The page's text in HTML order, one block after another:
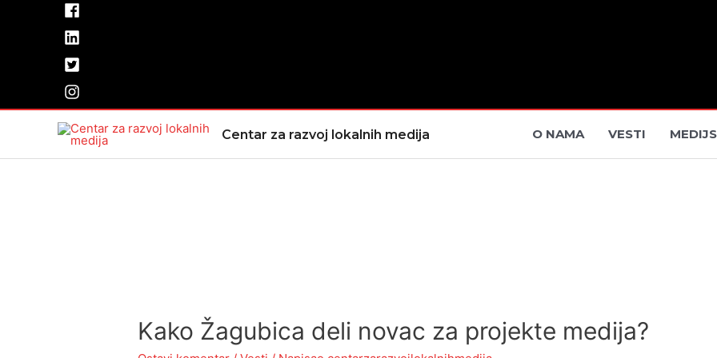
Centar za razvoj lokalnih medija O NAMA VESTI
Kako Žagubica deli novac za projekte medija?